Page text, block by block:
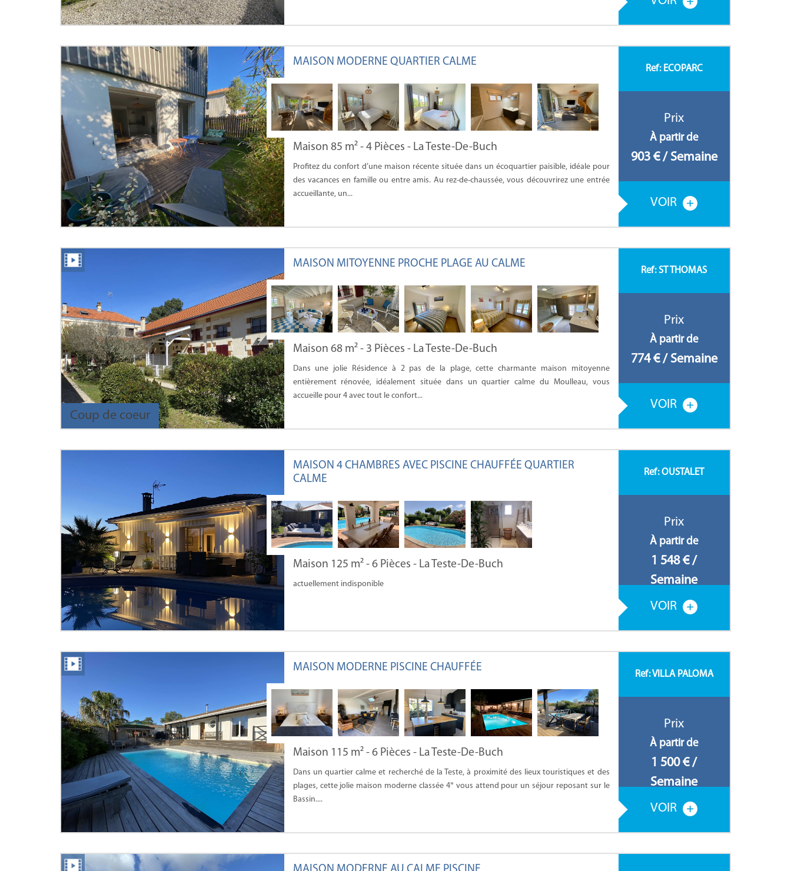
MAISON MODERNE QUARTIER CALME
Maison 85 m² - 4 Pièces - La Teste-De-Buch
Profitez du confort d’une maison récente située dans un écoquartier paisible, idéale pour
des vacances en famille ou entre amis. Au rez-de-chaussée, vous découvrirez une entrée
accueillante, un...
Ref: ECOPARC
Prix
À partir de
903 € / Semaine
VOIR
Coup de coeur
MAISON MITOYENNE PROCHE PLAGE AU CALME
Maison 68 m² - 3 Pièces - La Teste-De-Buch
Dans une jolie Résidence à 2 pas de la plage, cette charmante maison mitoyenne
entièrement rénovée, idéalement située dans un quartier calme du Moulleau, vous
accueille pour 4 avec tout le confort...
Ref: ST THOMAS
Prix
À partir de
774 € / Semaine
VOIR
MAISON 4 CHAMBRES AVEC PISCINE CHAUFFÉE QUARTIER
CALME
Maison 125 m² - 6 Pièces - La Teste-De-Buch
actuellement indisponible
Ref: OUSTALET
Prix
À partir de
1 548 € /
Semaine
VOIR
MAISON MODERNE PISCINE CHAUFFÉE
Maison 115 m² - 6 Pièces - La Teste-De-Buch
Dans un quartier calme et recherché de la Teste, à proximité des lieux touristiques et des
plages, cette jolie maison moderne classée 4* vous attend pour un séjour reposant sur le
Bassin....
Ref: VILLA PALOMA
Prix
À partir de
1 500 € /
Semaine
VOIR